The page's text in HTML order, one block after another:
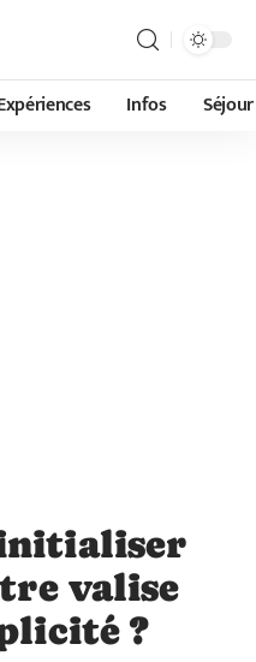
Infos Séjour
valise
?